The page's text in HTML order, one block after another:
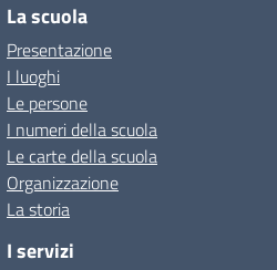
La scuola
Presentazione
I luoghi
Le persone
I numeri della scuola
Le carte della scuola
Organizzazione
La storia
I servizi